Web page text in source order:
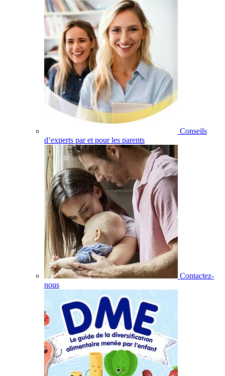
Conseils
d’experts par et pour les parents
Contactez-
nous